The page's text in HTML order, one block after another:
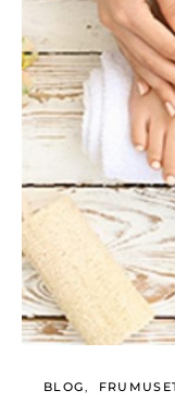
BLOG